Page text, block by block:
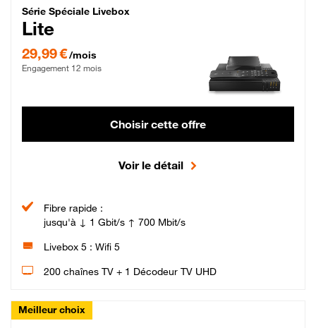
Série Spéciale Livebox Lite Fibre
Série Spéciale Livebox
Lite
29,99 €/mois
Engagement 12 mois
Choisir cette offre
Voir le détail
Fibre rapide :
jusqu'à ↓ 1 Gbit/s ↑ 700 Mbit/s
Livebox 5 : Wifi 5
200 chaînes TV + 1 Décodeur TV UHD
Meilleur choix